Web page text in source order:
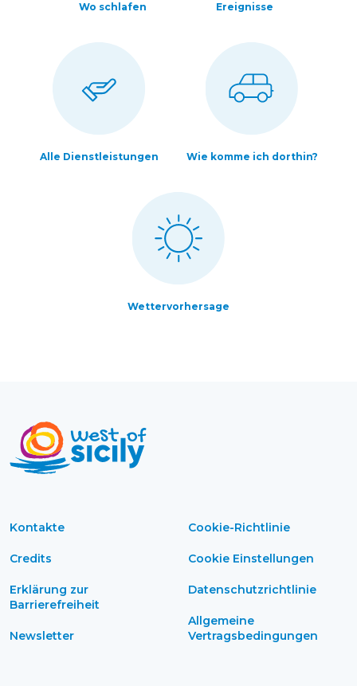
Wo schlafen Ereignisse
Alle Dienstleistungen Wie komme ich dorthin?
Wettervorhersage
Kontakte
Credits
Erklärung zur
Barrierefreiheit
Newsletter
Cookie-Richtlinie
Cookie Einstellungen
Datenschutzrichtlinie
Allgemeine
Vertragsbedingungen